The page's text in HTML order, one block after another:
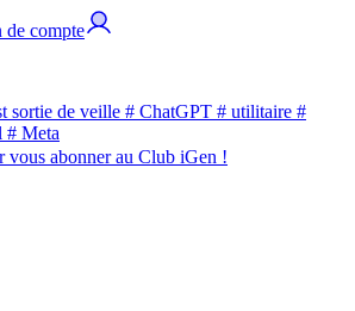
de compte
sortie de veille # ChatGPT # utilitaire #
# Meta
vous abonner au Club iGen !